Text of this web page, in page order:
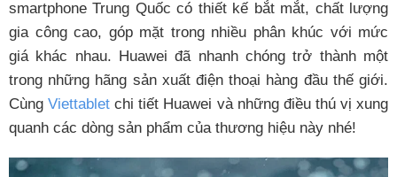
smartphone Trung Quốc có thiết kế bắt mắt, chất lượng
gia công cao, góp mặt trong nhiều phân khúc với mức
giá khác nhau. Huawei đã nhanh chóng trở thành một
trong những hãng sản xuất điện thoại hàng đầu thế giới.
CùngViettablet chi tiết Huawei và những điều thú vị xung
quanh các dòng sản phẩm của thương hiệu này nhé!